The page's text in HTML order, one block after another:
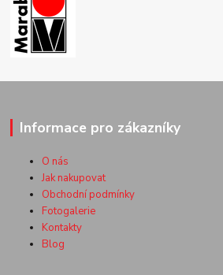
Informace pro zákazníky
O nás
Jak nakupovat
Obchodní podmínky
Fotogalerie
Kontakty
Blog